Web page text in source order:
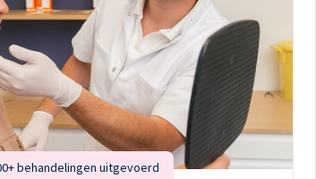
behandelingen uitgevoerd